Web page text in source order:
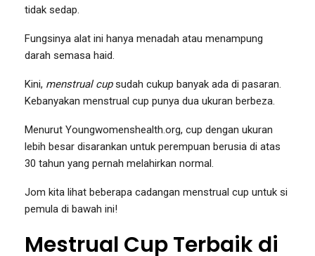
tidak sedap.
Fungsinya alat ini hanya menadah atau menampung
darah semasa haid.
Kini, menstrual cupsudah cukup banyak ada di pasaran.
Kebanyakan menstrual cup punya dua ukuran berbeza.
Menurut Youngwomenshealth.org, cup dengan ukuran
lebih besar disarankan untuk perempuan berusia di atas
30 tahun yang pernah melahirkan normal.
Jom kita lihat beberapa cadangan menstrual cup untuk si
pemula di bawah ini!
Mestrual Cup Terbaik di